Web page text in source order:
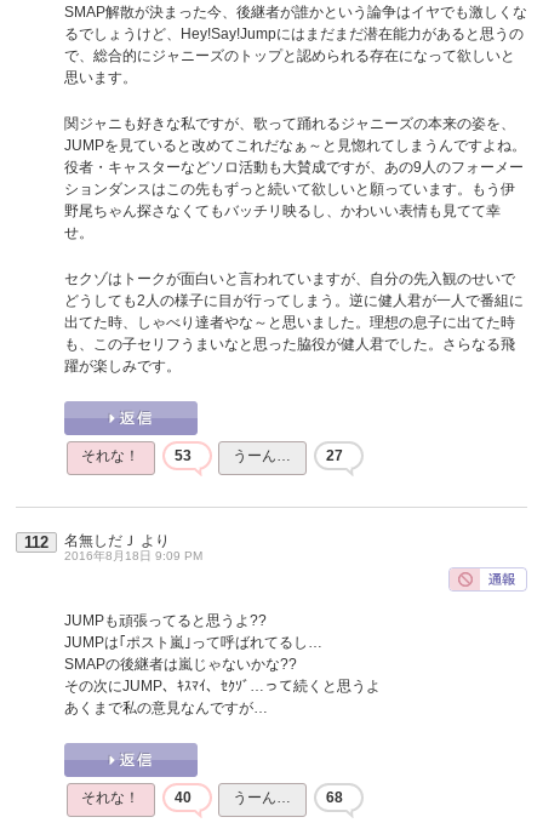
SMAP解散が決まった今、後継者が誰かという論争はイヤでも激しくな
るでしょうけど、Hey!Say!Jumpにはまだまだ潜在能力があると思うの
で、総合的にジャニーズのトップと認められる存在になって欲しいと
思います。
関ジャニも好きな私ですが、歌って踊れるジャニーズの本来の姿を、
JUMPを見ていると改めてこれだなぁ～と見惚れてしまうんですよね。
役者・キャスターなどソロ活動も大賛成ですが、あの9人のフォーメー
ションダンスはこの先もずっと続いて欲しいと願っています。もう伊
野尾ちゃん探さなくてもバッチリ映るし、かわいい表情も見てて幸
せ。
セクゾはトークが面白いと言われていますが、自分の先入観のせいで
どうしても2人の様子に目が行ってしまう。逆に健人君が一人で番組に
出てた時、しゃべり達者やな～と思いました。理想の息子に出てた時
も、この子セリフうまいなと思った脇役が健人君でした。さらなる飛
躍が楽しみです。
それな！ 53 うーん… 27
112 名無しだＪ より
2016年8月18日 9:09 PM
JUMPも頑張ってると思うよ??
JUMPは｢ポスト嵐｣って呼ばれてるし…
SMAPの後継者は嵐じゃないかな??
その次にJUMP、ｷｽﾏｲ、ｾｸｿﾞ…って続くと思うよ
あくまで私の意見なんですが…
それな！ 40 うーん… 68